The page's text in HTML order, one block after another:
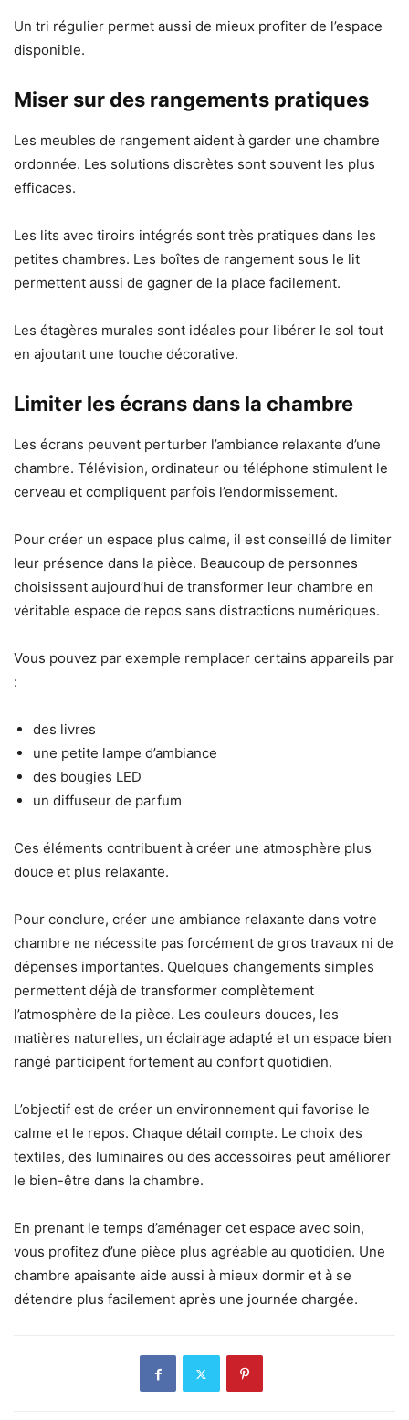
Un tri régulier permet aussi de mieux profiter de l’espace
disponible.
Miser sur des rangements pratiques
Les meubles de rangement aident à garder une chambre
ordonnée. Les solutions discrètes sont souvent les plus
efficaces.
Les lits avec tiroirs intégrés sont très pratiques dans les
petites chambres. Les boîtes de rangement sous le lit
permettent aussi de gagner de la place facilement.
Les étagères murales sont idéales pour libérer le sol tout
en ajoutant une touche décorative.
Limiter les écrans dans la chambre
Les écrans peuvent perturber l’ambiance relaxante d’une
chambre. Télévision, ordinateur ou téléphone stimulent le
cerveau et compliquent parfois l’endormissement.
Pour créer un espace plus calme, il est conseillé de limiter
leur présence dans la pièce. Beaucoup de personnes
choisissent aujourd’hui de transformer leur chambre en
véritable espace de repos sans distractions numériques.
Vous pouvez par exemple remplacer certains appareils par
:
des livres
une petite lampe d’ambiance
des bougies LED
un diffuseur de parfum
Ces éléments contribuent à créer une atmosphère plus
douce et plus relaxante.
Pour conclure, créer une ambiance relaxante dans votre
chambre ne nécessite pas forcément de gros travaux ni de
dépenses importantes. Quelques changements simples
permettent déjà de transformer complètement
l’atmosphère de la pièce. Les couleurs douces, les
matières naturelles, un éclairage adapté et un espace bien
rangé participent fortement au confort quotidien.
L’objectif est de créer un environnement qui favorise le
calme et le repos. Chaque détail compte. Le choix des
textiles, des luminaires ou des accessoires peut améliorer
le bien-être dans la chambre.
En prenant le temps d’aménager cet espace avec soin,
vous profitez d’une pièce plus agréable au quotidien. Une
chambre apaisante aide aussi à mieux dormir et à se
détendre plus facilement après une journée chargée.